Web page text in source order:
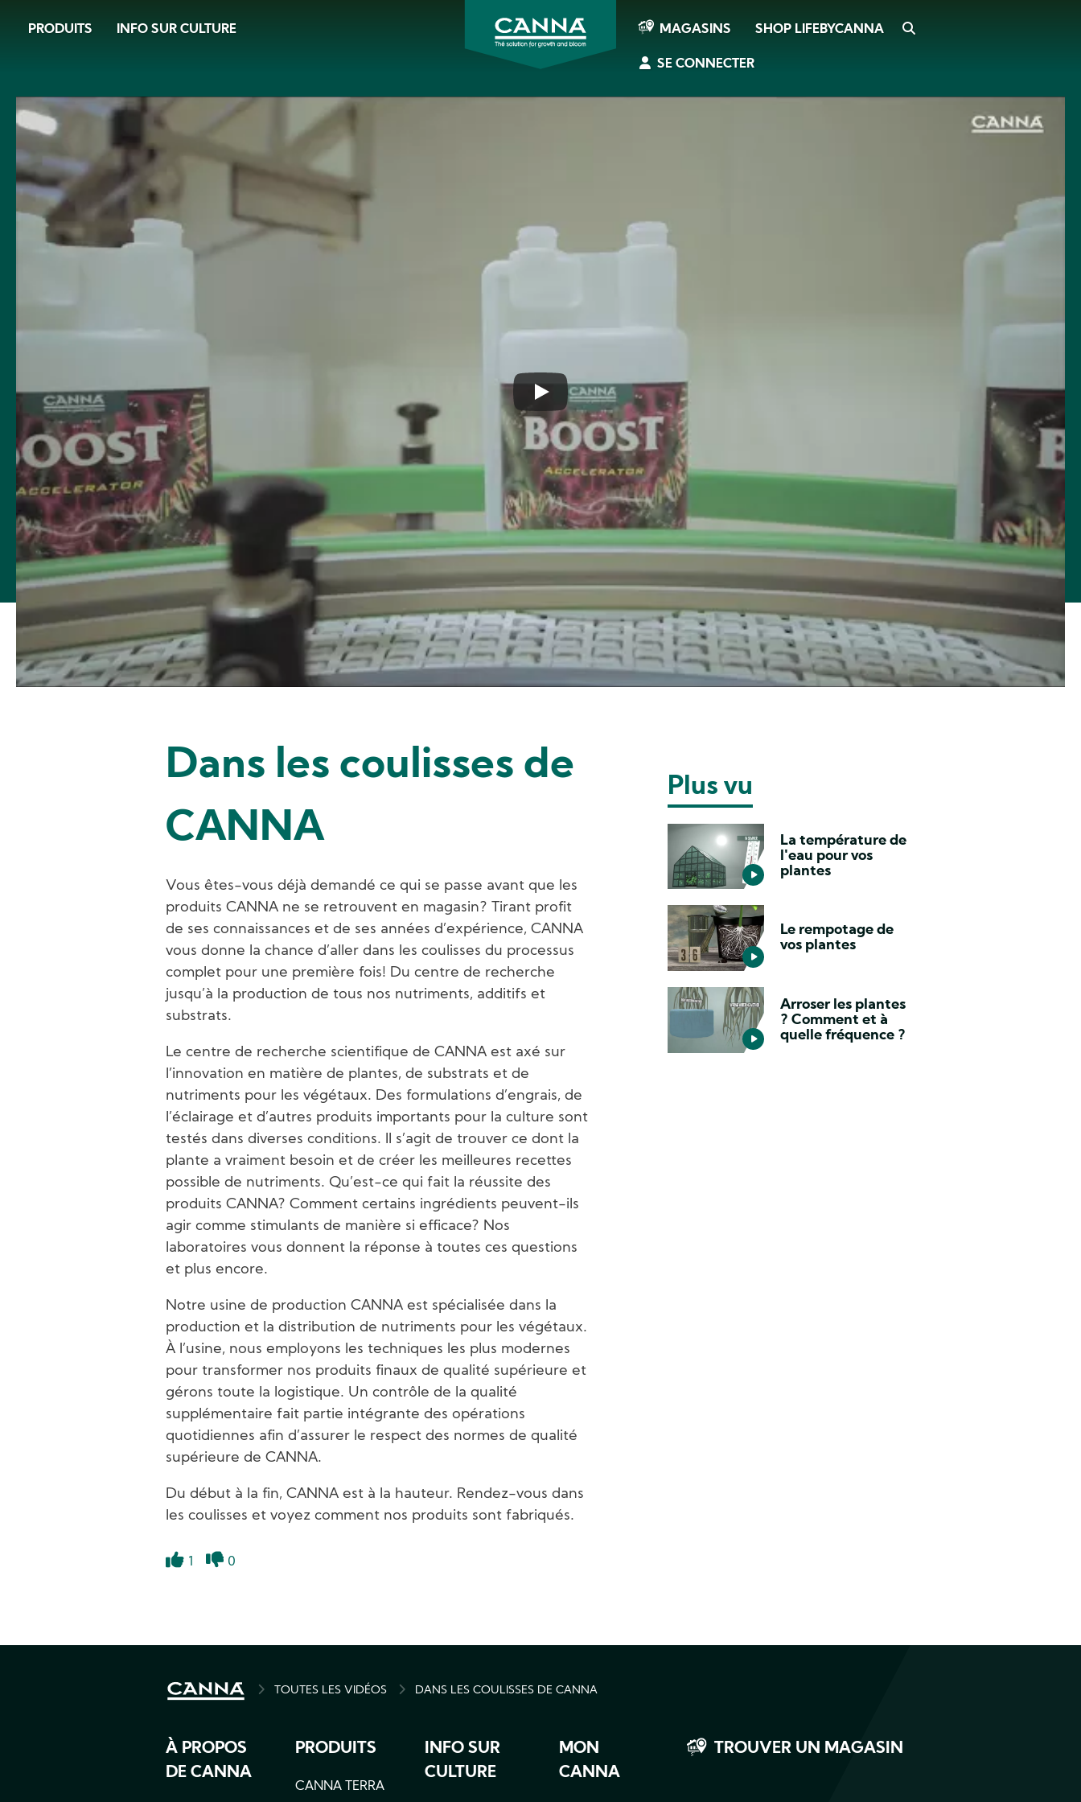
PRODUITS INFO SUR CULTURE MAGASINS SHOP LIFEBYCANNA
SE CONNECTER
Dans les coulisses de
CANNA
Vous êtes-vous déjà demandé ce qui se passe avant que les
produits CANNA ne se retrouvent en magasin? Tirant profit
de ses connaissances et de ses années d’expérience, CANNA
vous donne la chance d’aller dans les coulisses du processus
complet pour une première fois! Du centre de recherche
jusqu’à la production de tous nos nutriments, additifs et
substrats.
Le centre de recherche scientifique de CANNA est axé sur
l’innovation en matière de plantes, de substrats et de
nutriments pour les végétaux. Des formulations d’engrais, de
l’éclairage et d’autres produits importants pour la culture sont
testés dans diverses conditions. Il s’agit de trouver ce dont la
plante a vraiment besoin et de créer les meilleures recettes
possible de nutriments. Qu’est-ce qui fait la réussite des
produits CANNA? Comment certains ingrédients peuvent-ils
agir comme stimulants de manière si efficace? Nos
laboratoires vous donnent la réponse à toutes ces questions
et plus encore.
Notre usine de production CANNA est spécialisée dans la
production et la distribution de nutriments pour les végétaux.
À l’usine, nous employons les techniques les plus modernes
pour transformer nos produits finaux de qualité supérieure et
gérons toute la logistique. Un contrôle de la qualité
supplémentaire fait partie intégrante des opérations
quotidiennes afin d’assurer le respect des normes de qualité
supérieure de CANNA.
Du début à la fin, CANNA est à la hauteur. Rendez-vous dans
les coulisses et voyez comment nos produits sont fabriqués.
1 0
Plus vu
La température de
l'eau pour vos
plantes
Le rempotage de
vos plantes
Arroser les plantes
? Comment et à
quelle fréquence ?
BREADCRUMB
TOUTES LES VIDÉOS DANS LES COULISSES DE CANNA
À PROPOS
DE CANNA
PRODUITS
CANNA TERRA
INFO SUR
CULTURE
MON
CANNA
TROUVER UN MAGASIN